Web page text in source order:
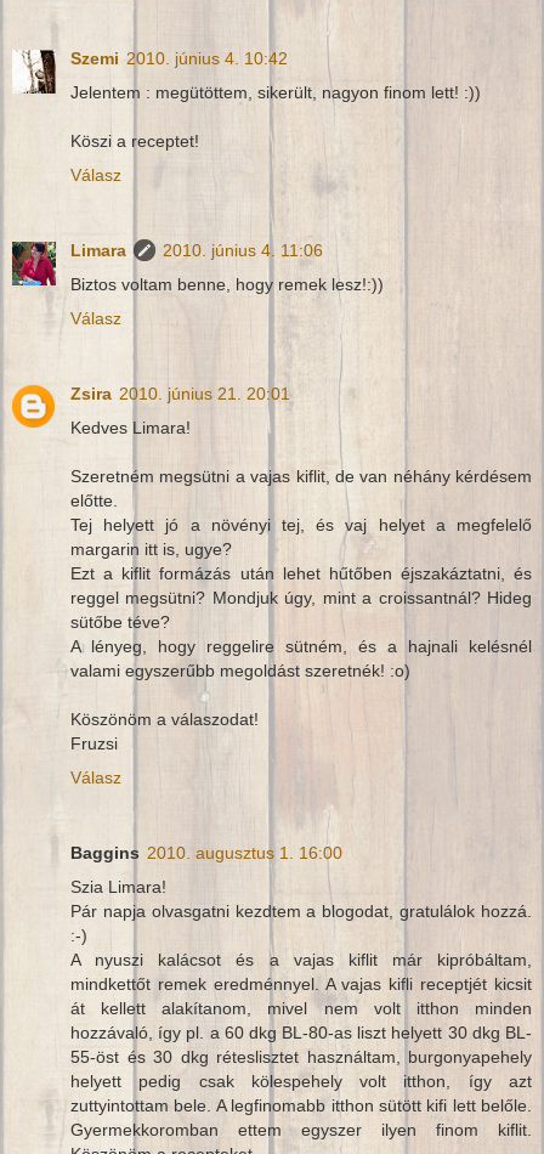
Szemi 2010. június 4. 10:42
Jelentem : megütöttem, sikerült, nagyon finom lett! :))
Köszi a receptet!
Válasz
Limara
2010. június 4. 11:06
Biztos voltam benne, hogy remek lesz!:))
Válasz
Zsira 2010. június 21. 20:01
Kedves Limara!
Szeretném megsütni a vajas kiflit, de van néhány kérdésem
előtte.
Tej helyett jó a növényi tej, és vaj helyet a megfelelő
margarin itt is, ugye?
Ezt a kiflit formázás után lehet hűtőben éjszakáztatni, és
reggel megsütni? Mondjuk úgy, mint a croissantnál? Hideg
sütőbe téve?
A lényeg, hogy reggelire sütném, és a hajnali kelésnél
valami egyszerűbb megoldást szeretnék! :o)
Köszönöm a válaszodat!
Fruzsi
Válasz
Baggins 2010. augusztus 1. 16:00
Szia Limara!
Pár napja olvasgatni kezdtem a blogodat, gratulálok hozzá.
:-)
A nyuszi kalácsot és a vajas kiflit már kipróbáltam,
mindkettőt remek eredménnyel. A vajas kifli receptjét kicsit
át kellett alakítanom, mivel nem volt itthon minden
hozzávaló, így pl. a 60 dkg BL-80-as liszt helyett 30 dkg BL-
55-öst és 30 dkg réteslisztet használtam, burgonyapehely
helyett pedig csak kölespehely volt itthon, így azt
zuttyintottam bele. A legfinomabb itthon sütött kifi lett belőle.
Gyermekkoromban ettem egyszer ilyen finom kiflit.